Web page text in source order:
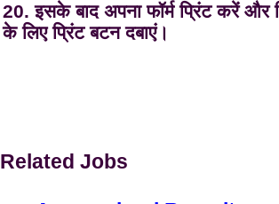
20. इसके बाद अपना फॉर्म प्रिंट करें और
के लिए प्रिंट बटन दबाएं।
Related Jobs